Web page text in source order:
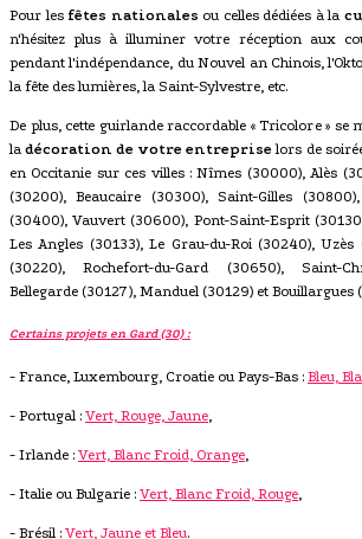
Pour les fêtes nationales ou celles dédiées à la
n'hésitez plus à illuminer votre réception aux
pendant l'indépendance, du Nouvel an Chinois,
la fête des lumières, la Saint-Sylvestre, etc.
De plus, cette guirlande raccordable « Tricolore » se
ladécoration de votre entrepriselors de
en Occitanie sur ces villes : Nîmes (30000), Alès
(30200), Beaucaire (30300), Saint-Gilles (30800),
(30400), Vauvert (30600), Pont-Saint-Esprit
Les Angles (30133), Le Grau-du-Roi (30240),
(30220), Rochefort-du-Gard (30650), Saint-
Bellegarde (30127), Manduel (30129) et Bouillargues
Certains projets en Gard (30) :
- France, Luxembourg, Croatie ou Pays-Bas : Bleu,
- Portugal : Vert, Rouge, Jaune
- Irlande : Vert, Blanc Froid, Orange
- Italie ou Bulgarie : Vert, Blanc Froid, Rouge
- Brésil : Vert, Jaune et Bleu.